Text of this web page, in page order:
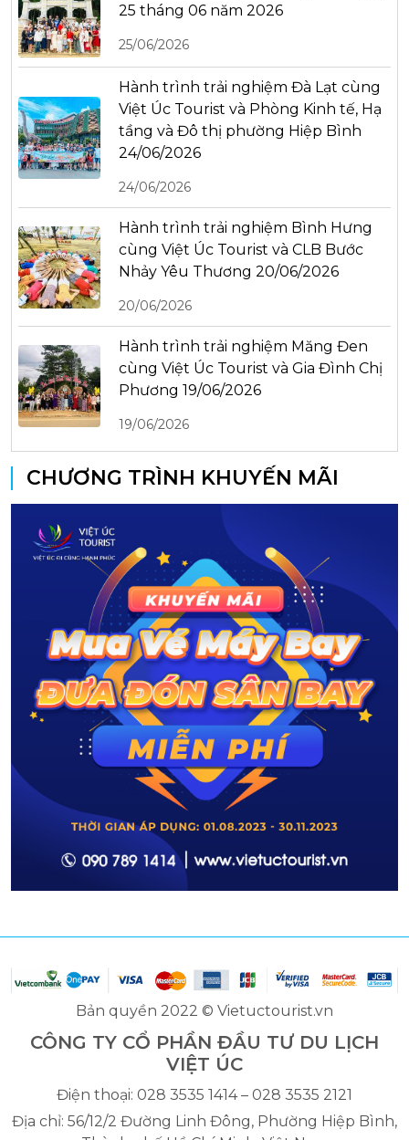
25 tháng 06 năm 2026
25/06/2026
Hành trình trải nghiệm Đà Lạt cùng
Việt Úc Tourist và Phòng Kinh tế, Hạ
tầng và Đô thị phường Hiệp Bình
24/06/2026
24/06/2026
Hành trình trải nghiệm Bình Hưng
cùng Việt Úc Tourist và CLB Bước
Nhảy Yêu Thương 20/06/2026
20/06/2026
Hành trình trải nghiệm Măng Đen
cùng Việt Úc Tourist và Gia Đình Chị
Phương 19/06/2026
19/06/2026
CHƯƠNG TRÌNH KHUYẾN MÃI
Bản quyền 2022 © Vietuctourist.vn
CÔNG TY CỔ PHẦN ĐẦU TƯ DU LỊCH
VIỆT ÚC
Điện thoại: 028 3535 1414 – 028 3535 2121
Địa chỉ: 56/12/2 Đường Linh Đông, Phường Hiệp Bình,